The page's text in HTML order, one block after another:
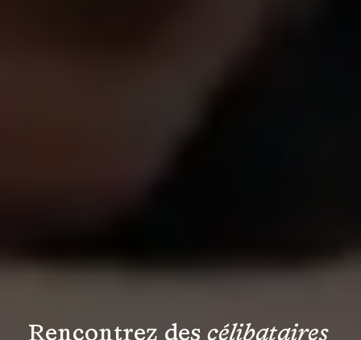
Rencontrez des célibataires